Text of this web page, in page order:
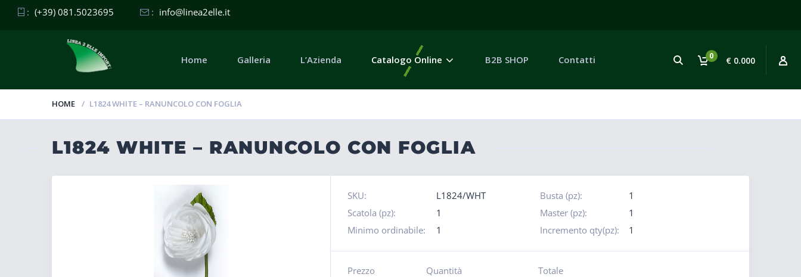
: (+39) 081.5023695 : info@linea2elle.it
0 € 0.000
Home Galleria L’Azienda Catalogo Online B2B SHOP Contatti
HOME L1824 WHITE – RANUNCOLO CON FOGLIA
L1824 WHITE – RANUNCOLO CON FOGLIA
SKU: L1824/WHT Busta (pz):
1
Scatola (pz):
1 Master (pz):
1
Minimo ordinabile:
1 Incremento qty(pz): 1
Prezzo
Quantità
Totale